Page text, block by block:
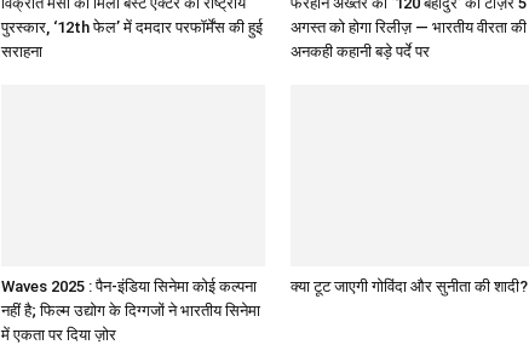
पुरस्कार, ‘12th फेल’ में दमदार परफॉर्मेंस की हुई
सराहना
अगस्त को होगा रिलीज़ — भारतीय वीरता की
अनकही कहानी बड़े पर्दे पर
Waves 2025 : पैन-इंडिया सिनेमा कोई कल्पना
नहीं है; फिल्म उद्योग के दिग्गजों ने भारतीय सिनेमा
में एकता पर दिया ज़ोर
क्या टूट जाएगी गोविंदा और सुनीता की शादी?